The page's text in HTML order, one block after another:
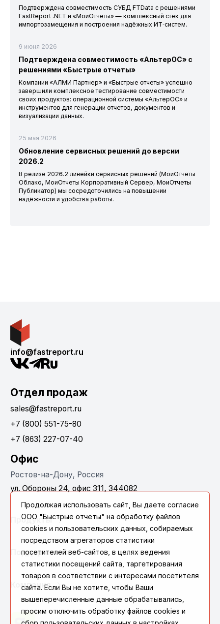
Подтверждена совместимость СУБД FTData с решениями
FastReport .NET и «МоиОтчеты» — комплексный стек для
импортозамещения и построения надёжных ИТ‑систем.
9 июня 2026
Подтверждена совместимость «АльтерОС» с
решениями «Быстрые отчеты»
Компании «АЛМИ Партнер» и «Быстрые отчеты» успешно
завершили комплексное тестирование совместимости
своих продуктов: операционной системы «АльтерОС» и
инструментов для генерации отчетов, документов и
визуализации данных.
25 мая 2026
Обновление сервисных решений до версии
2026.2
В релизе 2026.2 линейки сервисных решений (МоиОтчеты
Облако, МоиОтчеты Корпоративный Сервер, МоиОтчеты
Публикатор) мы сосредоточились на повышении
надёжности и удобства работы.
info@fastreport.ru
Отдел продаж
sales@fastreport.ru
+7 (800) 551-75-80
+7 (863) 227-07-40
Офис
Ростов-на-Дону, Россия
ул. Обороны 24, офис 311, 344082
Продукты
Поддержка
Компания
Продолжая использовать сайт, Вы даете согласие
ООО "Быстрые отчеты" на обработку файлов
cookies и пользовательских данных, собираемых
посредством агрегаторов статистики
посетителей веб-сайтов, в целях ведения
статистики посещений сайта, таргетирования
товаров в соответствии с интересами посетителя
сайта. Если Вы не хотите, чтобы Ваши
вышеперечисленные данные обрабатывались,
просим отключить обработку файлов cookies и